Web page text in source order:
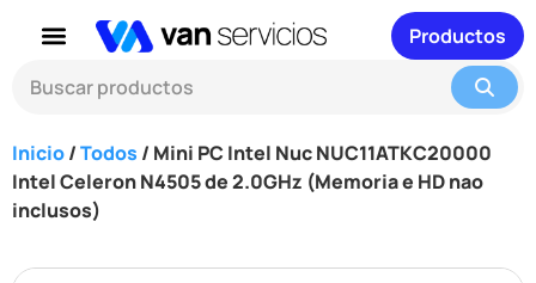
Productos
Inicio/Todos / Mini PC Intel Nuc NUC11ATKC20000
Intel Celeron N4505 de 2.0GHz (Memoria e HD nao
inclusos)